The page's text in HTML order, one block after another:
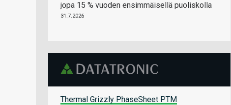
jopa 15 % vuoden ensimmäisellä puoliskolla
31.7.2026
Thermal Grizzly PhaseSheet PTM